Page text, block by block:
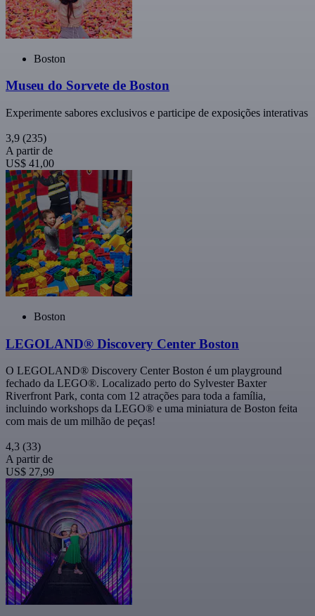
Boston
Museu do Sorvete de Boston
Experimente sabores exclusivos e participe de exposições interativas
3,9 (235)
A partir de
US$ 41,00
Boston
LEGOLAND® Discovery Center Boston
O LEGOLAND® Discovery Center Boston é um playground
fechado da LEGO®. Localizado perto do Sylvester Baxter
Riverfront Park, conta com 12 atrações para toda a família,
incluindo workshops da LEGO® e uma miniatura de Boston feita
com mais de um milhão de peças!
4,3 (33)
A partir de
US$ 27,99